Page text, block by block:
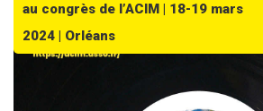
au congrès de l’ACIM | 18-19 mars
2024 | Orléans